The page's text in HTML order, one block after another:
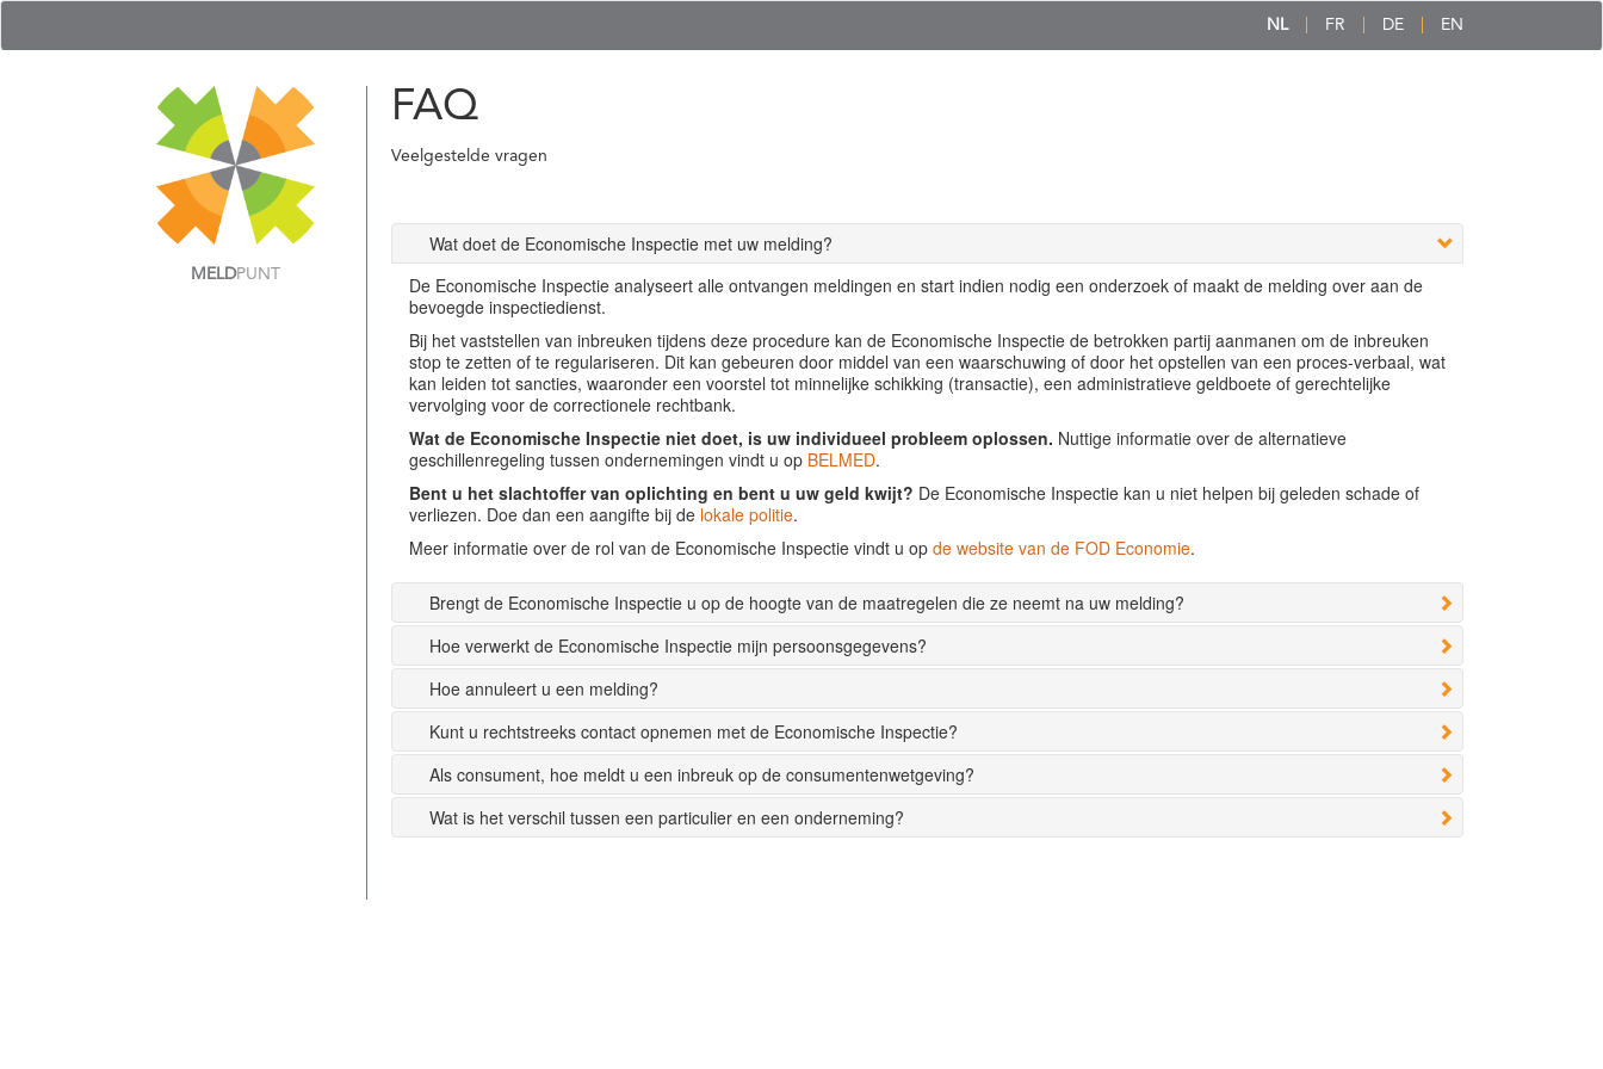
NL FR DE EN
MELDPUNT
FAQ
Veelgestelde vragen
Wat doet de Economische Inspectie met uw melding?
De Economische Inspectie analyseert alle ontvangen meldingen en start indien nodig een onderzoek of maakt de melding over aan de
bevoegde inspectiedienst.
Bij het vaststellen van inbreuken tijdens deze procedure kan de Economische Inspectie de betrokken partij aanmanen om de inbreuken
stop te zetten of te regulariseren. Dit kan gebeuren door middel van een waarschuwing of door het opstellen van een proces-verbaal, wat
kan leiden tot sancties, waaronder een voorstel tot minnelijke schikking (transactie), een administratieve geldboete of gerechtelijke
vervolging voor de correctionele rechtbank.
Wat de Economische Inspectie niet doet, is uw individueel probleem oplossen. Nuttige informatie over de alternatieve
geschillenregeling tussen ondernemingen vindt u op BELMED.
Bent u het slachtoffer van oplichting en bent u uw geld kwijt? De Economische Inspectie kan u niet helpen bij geleden schade of
verliezen. Doe dan een aangifte bij de lokale politie.
Meer informatie over de rol van de Economische Inspectie vindt u op de website van de FOD Economie.
Brengt de Economische Inspectie u op de hoogte van de maatregelen die ze neemt na uw melding?
Hoe verwerkt de Economische Inspectie mijn persoonsgegevens?
Hoe annuleert u een melding?
Kunt u rechtstreeks contact opnemen met de Economische Inspectie?
Als consument, hoe meldt u een inbreuk op de consumentenwetgeving?
Wat is het verschil tussen een particulier en een onderneming?